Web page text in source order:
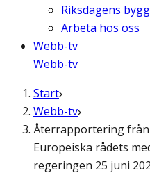
Riksdagens
Arbeta hos oss
Webb-tv
Webb-tv
Start
Webb-tv
Återrapportering
Europeiska rådets
regeringen 25 juni